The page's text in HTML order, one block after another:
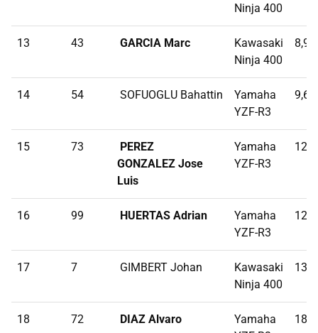
Ninja 400
13 43 GARCIA Marc
Kawasaki
Ninja 400
14 54 SOFUOGLU Bahattin
Yamaha
YZF-R3
9,66
15 73
PEREZ
GONZALEZ Jose
Luis
Yamaha
YZF-R3
16 99 HUERTAS Adrian
Yamaha
YZF-R3
17 7 GIMBERT Johan
Kawasaki
Ninja 400
18 72 DIAZ Alvaro
Yamaha